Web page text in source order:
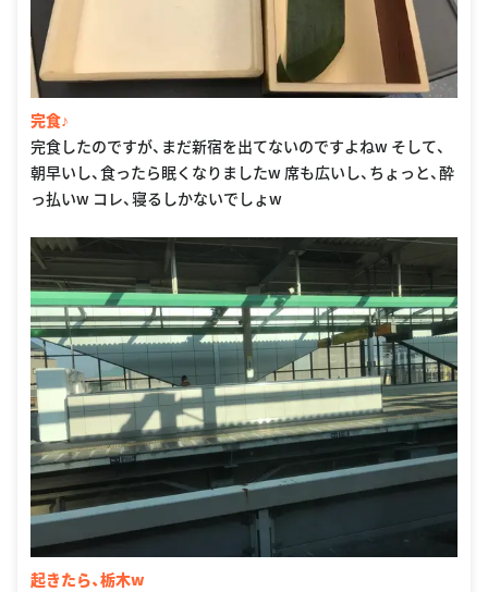
完食♪
完食したのですが、まだ新宿を出てないのですよねw そして、
朝早いし、食ったら眠くなりましたw 席も広いし、ちょっと、酔
っ払いw コレ、寝るしかないでしょw
起きたら、栃木w